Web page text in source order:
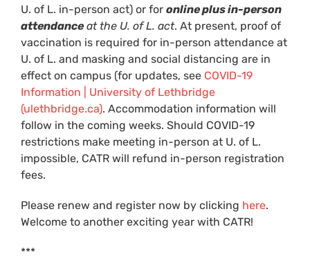
U. of L. in-person act) or for online plus in-person
attendanceat the U. of L. act. At present, proof of
vaccination is required for in-person attendance at
U. of L. and masking and social distancing are in
effect on campus (for updates, see COVID-19
Information | University of Lethbridge
(ulethbridge.ca). Accommodation information will
follow in the coming weeks. Should COVID-19
restrictions make meeting in-person at U. of L.
impossible, CATR will refund in-person registration
fees.
Please renew and register now by clicking here.
Welcome to another exciting year with CATR!
***